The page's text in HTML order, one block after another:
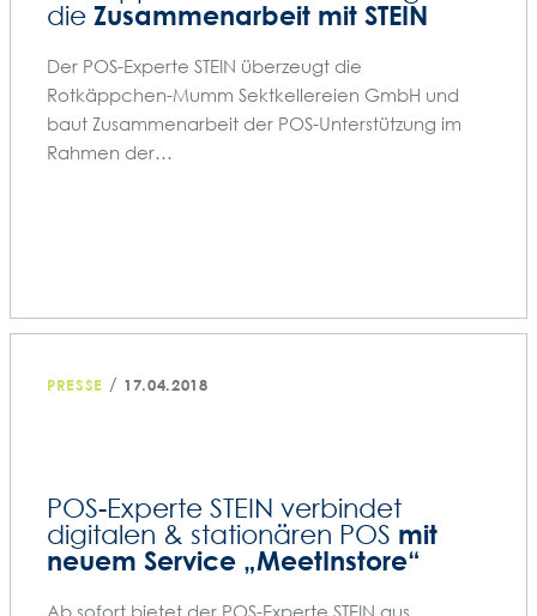
die Zusammenarbeit mit STEIN
Der POS-Experte STEIN überzeugt die
Rotkäppchen-Mumm Sektkellereien GmbH und
baut Zusammenarbeit der POS-Unterstützung im
Rahmen der…
PRESSE / 17.04.2018
POS-Experte STEIN verbindet
digitalen & stationären POS mit
neuem Service „MeetInstore“
Ab sofort bietet der POS-Experte STEIN aus